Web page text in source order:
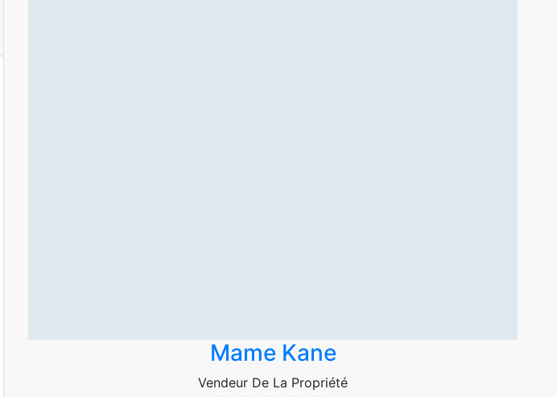
Mame Kane
Vendeur De La Propriété